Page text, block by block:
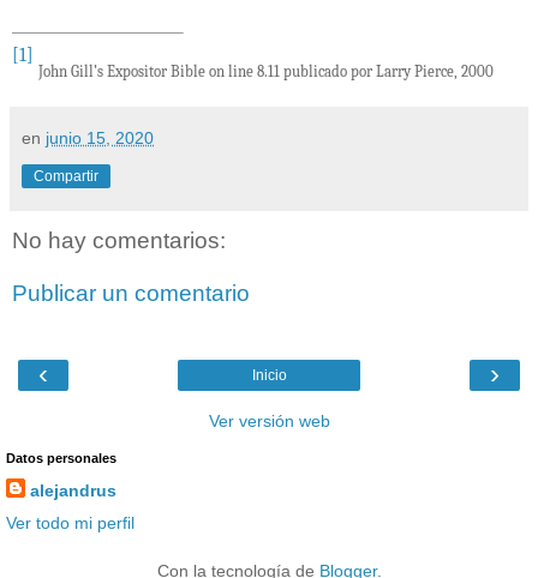
[1]
John Gill’s Expositor Bible on line 8.11 publicado por Larry Pierce, 2000
en junio 15, 2020
Compartir
No hay comentarios:
Publicar un comentario
‹ ›
Inicio
Ver versión web
Datos personales
alejandrus
Ver todo mi perfil
Con la tecnología de Blogger.